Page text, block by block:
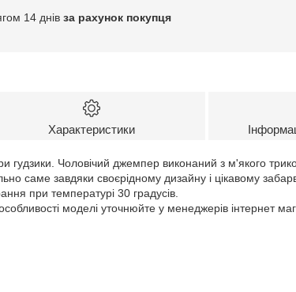
14 днів за рахунок покупця
Характеристики
гудзики. Чоловічий джемпер виконаний з м'якого
саме завдяки своєрідному дизайну і цікавому
при температурі 30 градусів.
моделі уточнюйте у менеджерів інтернет